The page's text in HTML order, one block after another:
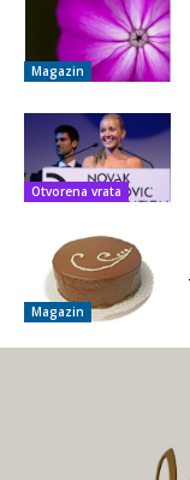
Magazin
Otvorena vrata
Magazin